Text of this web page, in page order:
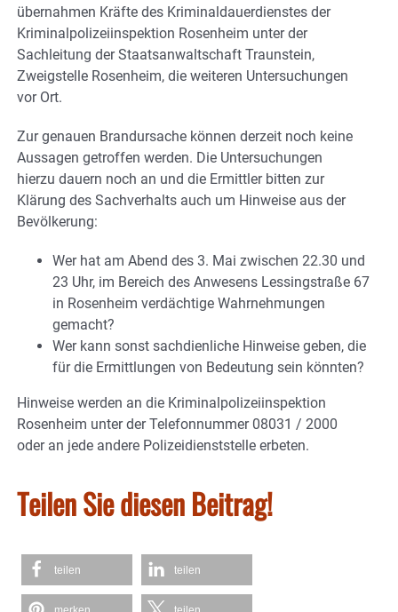
übernahmen Kräfte des Kriminaldauerdienstes der
Kriminalpolizeiinspektion Rosenheim unter der
Sachleitung der Staatsanwaltschaft Traunstein,
Zweigstelle Rosenheim, die weiteren Untersuchungen
vor Ort.
Zur genauen Brandursache können derzeit noch keine
Aussagen getroffen werden. Die Untersuchungen
hierzu dauern noch an und die Ermittler bitten zur
Klärung des Sachverhalts auch um Hinweise aus der
Bevölkerung:
Wer hat am Abend des 3. Mai zwischen 22.30 und
23 Uhr, im Bereich des Anwesens Lessingstraße 67
in Rosenheim verdächtige Wahrnehmungen
gemacht?
Wer kann sonst sachdienliche Hinweise geben, die
für die Ermittlungen von Bedeutung sein könnten?
Hinweise werden an die Kriminalpolizeiinspektion
Rosenheim unter der Telefonnummer 08031 / 2000
oder an jede andere Polizeidienststelle erbeten.
Teilen Sie diesen Beitrag!
teilen teilen